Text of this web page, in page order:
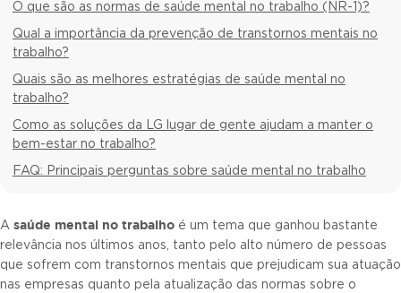
O que são as normas de saúde mental no trabalho (NR-1)?
Qual a importância da prevenção de transtornos mentais no
trabalho?
Quais são as melhores estratégias de saúde mental no
trabalho?
Como as soluções da LG lugar de gente ajudam a manter o
bem-estar no trabalho?
FAQ: Principais perguntas sobre saúde mental no trabalho
A saúde mental no trabalho é um tema que ganhou bastante
relevância nos últimos anos, tanto pelo alto número de pessoas
que sofrem com transtornos mentais que prejudicam sua atuação
nas empresas quanto pela atualização das normas sobre o